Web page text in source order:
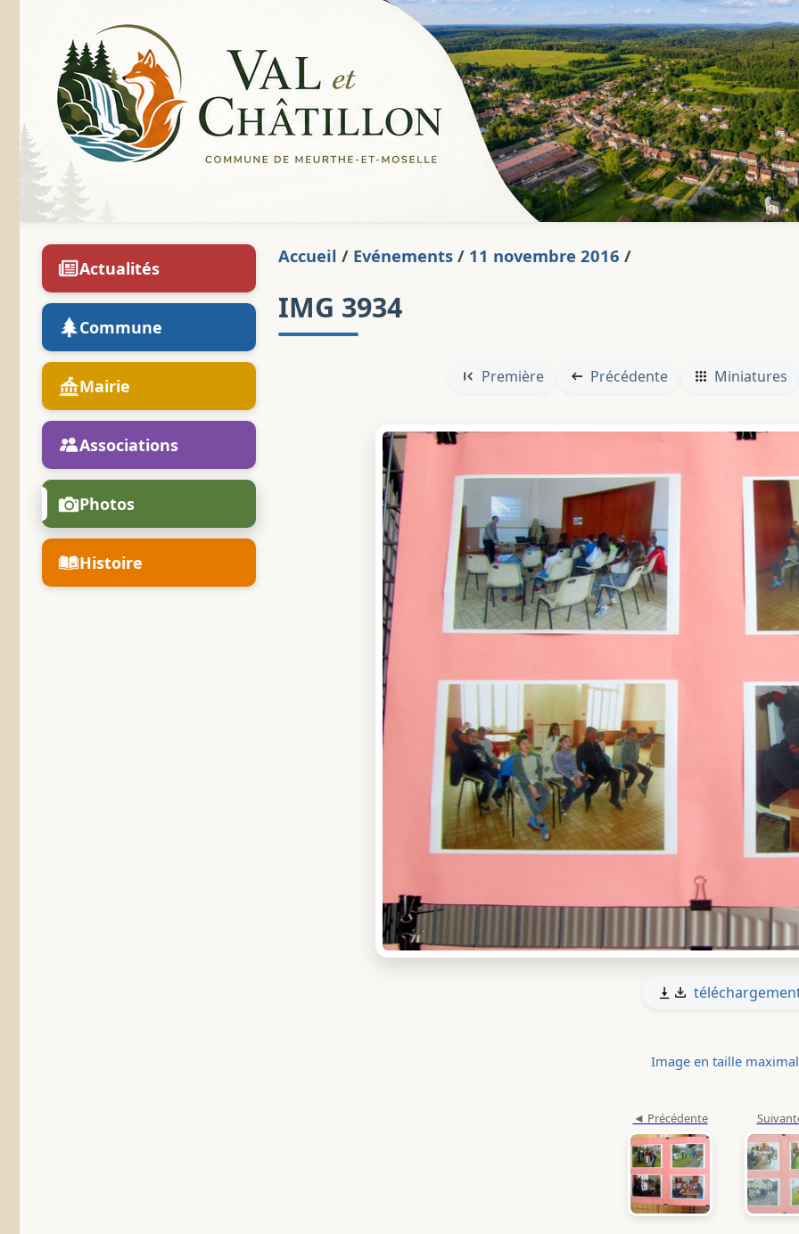
Actualités
Commune
Mairie
Associations
Photos
Histoire
Accueil / Evénements / 11 novembre 2016 /
IMG 3934
Première Précédente Miniatures
Image en taille